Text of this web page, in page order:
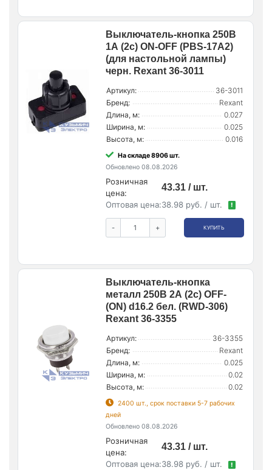
Выключатель-кнопка 250В
1А (2с) ON-OFF (PBS-17A2)
(для настольной лампы)
черн. Rexant 36-3011
Артикул:
36-3011
Бренд:
Rexant
Длина, м:
0.027
Ширина, м:
0.025
Высота, м:
0.016
На складе 8906 шт.
Обновлено 08.08.2026
Розничная
цена:
43.31 / шт.
Оптовая цена:38.98 руб. / шт. !
- + КУПИТЬ
Выключатель-кнопка
металл 250В 2А (2с) OFF-
(ON) d16.2 бел. (RWD-306)
Rexant 36-3355
Артикул:
36-3355
Бренд:
Rexant
Длина, м:
0.025
Ширина, м:
0.02
Высота, м:
0.02
2400 шт., срок поставки 5-7 рабочих
дней
Обновлено 08.08.2026
Розничная
цена:
43.31 / шт.
Оптовая цена:38.98 руб. / шт. !